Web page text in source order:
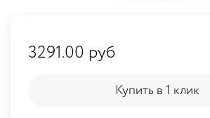
3291.00 руб
Купить в 1 клик
Купить в 1 клик